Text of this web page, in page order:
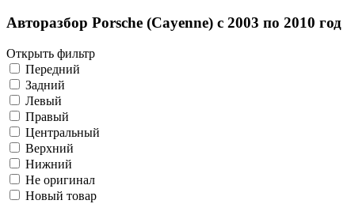
Авторазбор Porsche (Cayenne) с 2003 по 2010 год
Открыть фильтр
Передний
Задний
Левый
Правый
Центральный
Верхний
Нижний
Не оригинал
Новый товар